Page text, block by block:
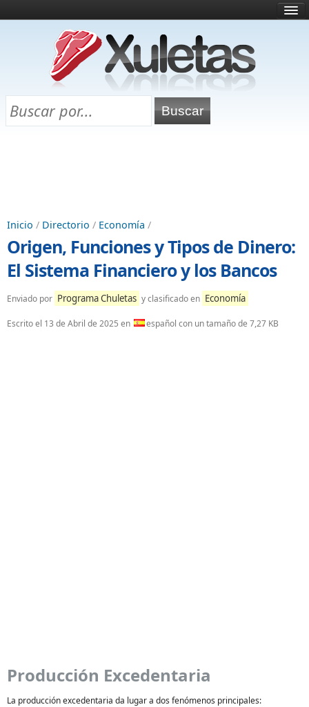
¿Qué es esto?
Directorio
Chuletas para exámenes
Inicio / Directorio / Economía /
Origen, Funciones y Tipos de Dinero:
El Sistema Financiero y los Bancos
Enviado por Programa Chuletas y clasificado en Economía
Escrito el 13 de Abril de 2025 en español con un tamaño de 7,27 KB
Producción Excedentaria
La producción excedentaria da lugar a dos fenómenos principales: